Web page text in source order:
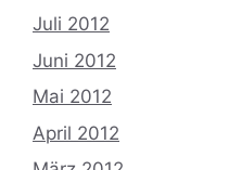
Juli 2012
Juni 2012
Mai 2012
April 2012